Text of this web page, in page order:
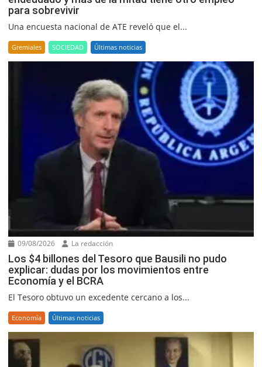
para sobrevivir
Una encuesta nacional de ATE reveló que el...
Gremiales SOCIEDAD Últimas noticias
09/08/2026 La redacción
Los $4 billones del Tesoro que Bausili no pudo
explicar: dudas por los movimientos entre
Economía y el BCRA
El Tesoro obtuvo un excedente cercano a los...
Economía Últimas noticias